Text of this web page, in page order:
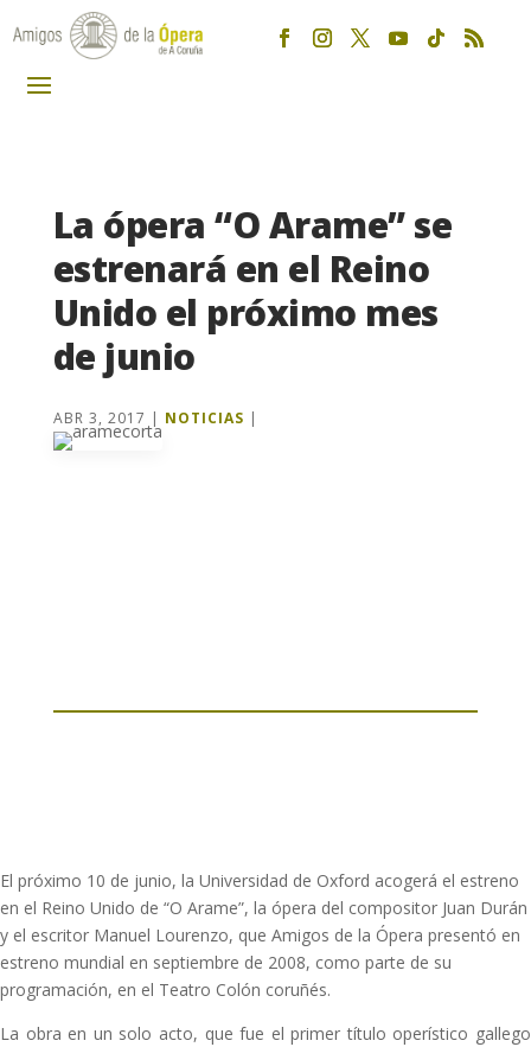
La ópera “O Arame” se
estrenará en el Reino
Unido el próximo mes
de junio
ABR 3, 2017 | NOTICIAS |
El próximo 10 de junio, la Universidad de Oxford acogerá el estreno
en el Reino Unido de “O Arame”, la ópera del compositor Juan Durán
y el escritor Manuel Lourenzo, que Amigos de la Ópera presentó en
estreno mundial en septiembre de 2008, como parte de su
programación, en el Teatro Colón coruñés.
La obra en un solo acto, que fue el primer título operístico gallego